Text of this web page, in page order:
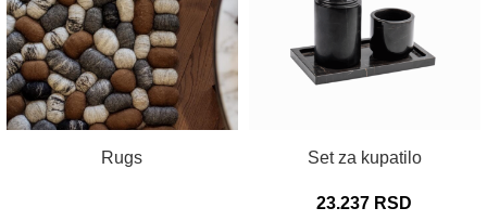
Rugs Set za kupatilo
23.237 RSD